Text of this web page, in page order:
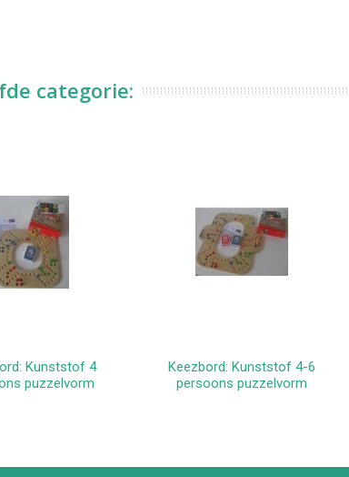
categorie:
In winkelwagen
Kunststof 4
puzzelvorm
In winkelwagen
Keezbord: Kunststof 4-6
persoons puzzelvorm